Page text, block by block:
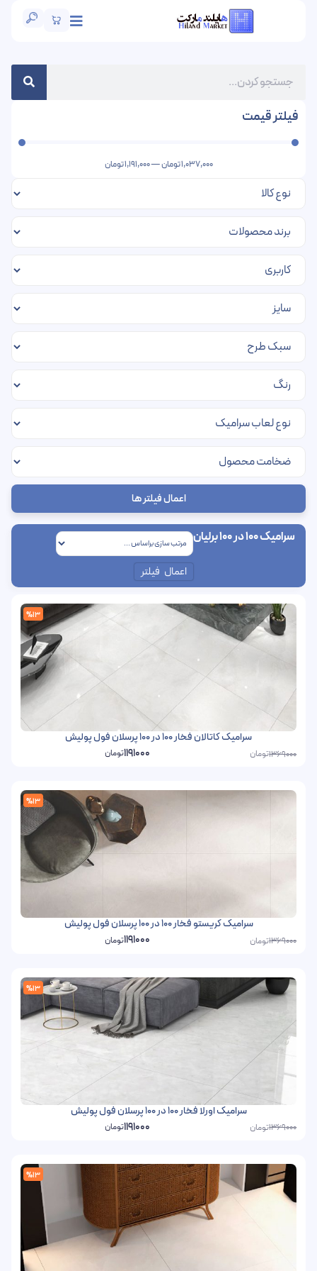
فیلتر قیمت
1,037,000تومان—
1,191,000تومان
اعمال فیلتر ها
سرامیک 100 در 100 برلیان
اعمال فیلتر
%13
سرامیک کاتالان فخار 100 در 100 پرسلان فول پولیش
1369000تومان 1191000تومان
%13
سرامیک کریستو فخار 100 در 100 پرسلان فول پولیش
1369000تومان 1191000تومان
%13
سرامیک اورلا فخار 100 در 100 پرسلان فول پولیش
1369000تومان 1191000تومان
%13